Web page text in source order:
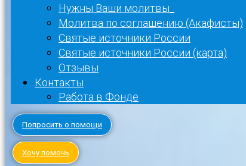
Нужны Ваши молитвы_
Молитва по соглашению (Акафисты)
Святые источники России
Святые источники России (карта)
Отзывы
Контакты
Работа в Фонде
Попросить о помощи
Хочу помочь